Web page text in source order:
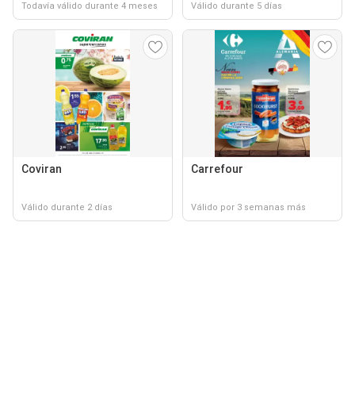
Todavía válido durante 4 meses Válido durante 5 días
Coviran
Válido durante 2 días
Carrefour
Válido por 3 semanas más